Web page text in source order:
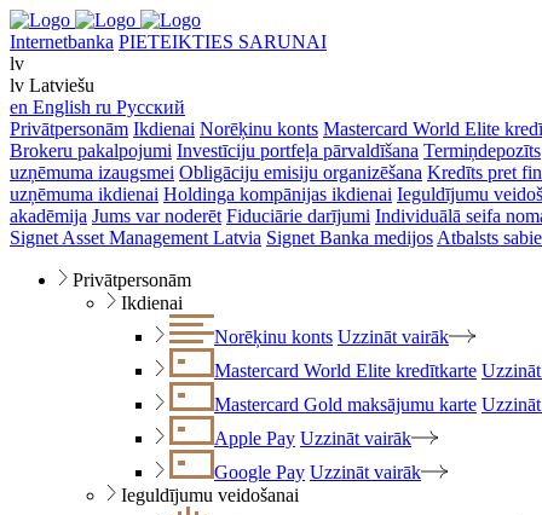
Internetbanka PIETEIKTIES SARUNAI
lv
lv Latviešu
en English ru Русский
Privātpersonām Ikdienai Norēķinu konts Mastercard World Elite
Brokeru pakalpojumi Investīciju portfeļa pārvaldīšana Termiņdepozīts
uzņēmuma izaugsmei Obligāciju emisiju organizēšana Kredīts pret
uzņēmuma ikdienai Holdinga kompānijas ikdienai Ieguldījumu
akadēmija Jums var noderēt Fiduciārie darījumi Individuālā seifa
Signet Asset Management Latvia Signet Banka medijos Atbalsts
Privātpersonām
Ikdienai
Norēķinu konts Uzzināt vairāk
Mastercard World Elite kredītkarte
Mastercard Gold maksājumu karte
Apple Pay Uzzināt vairāk
Google Pay Uzzināt vairāk
Ieguldījumu veidošanai